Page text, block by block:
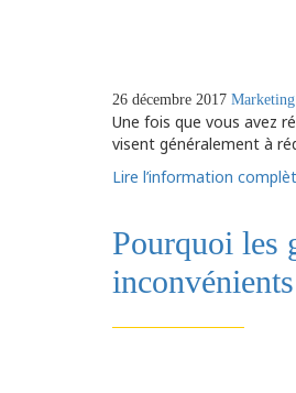
26 décembre 2017 Marketing
Une fois que vous avez
visent généralement à
Lire l’information
Pourquoi les
inconvénients